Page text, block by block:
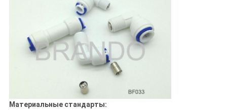
Материальные стандарты: